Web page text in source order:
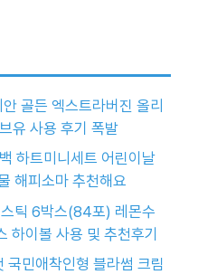
골든 엑스트라버진 올리
유 사용 후기 폭발
하트미니세트 어린이날
해피소마 추천해요
틱 6박스(84포) 레몬수
하이볼 사용 및 추천후기
민애착인형 블라썸 크림